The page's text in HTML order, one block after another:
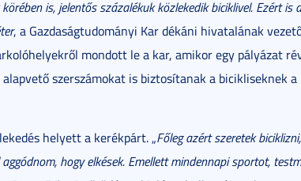
is, jelentős százalékuk közlekedik biciklivel. Ezért is
, a Gazdaságtudományi Kar dékáni hivatalának
mondott le a kar, amikor egy pályázat
szerszámokat is biztosítanak a bicikliseknek a
helyett a kerékpárt. „Főleg azért szeretek
hogy elkések. Emellett mindennapi sportot,